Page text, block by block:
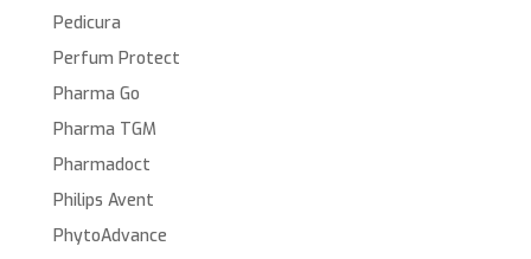
Pedicura
Perfum Protect
Pharma Go
Pharma TGM
Pharmadoct
Philips Avent
PhytoAdvance